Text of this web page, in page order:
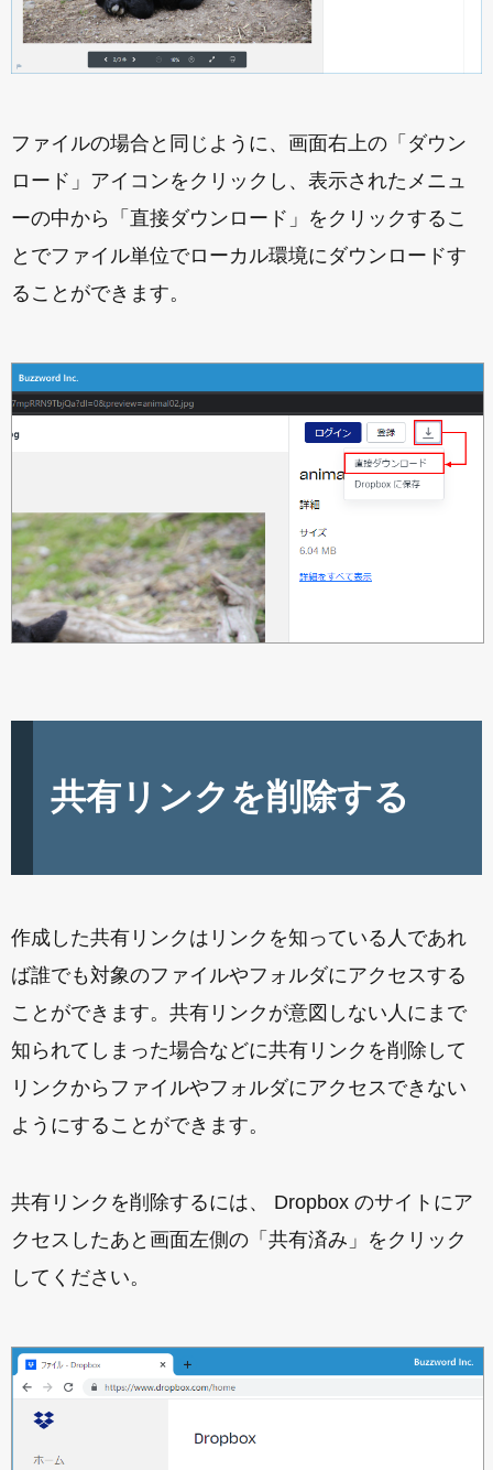
ファイルの場合と同じように、画面右上の「ダウン
ロード」アイコンをクリックし、表示されたメニュ
ーの中から「直接ダウンロード」をクリックするこ
とでファイル単位でローカル環境にダウンロードす
ることができます。
共有リンクを削除する
作成した共有リンクはリンクを知っている人であれ
ば誰でも対象のファイルやフォルダにアクセスする
ことができます。共有リンクが意図しない人にまで
知られてしまった場合などに共有リンクを削除して
リンクからファイルやフォルダにアクセスできない
ようにすることができます。
共有リンクを削除するには、 Dropbox のサイトにア
クセスしたあと画面左側の「共有済み」をクリック
してください。